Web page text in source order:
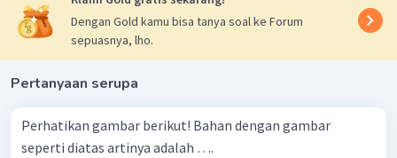
Dengan Gold kamu bisa tanya soal ke Forum
sepuasnya, lho.
Pertanyaan serupa
Perhatikan gambar berikut! Bahan dengan gambar
seperti diatas artinya adalah ….